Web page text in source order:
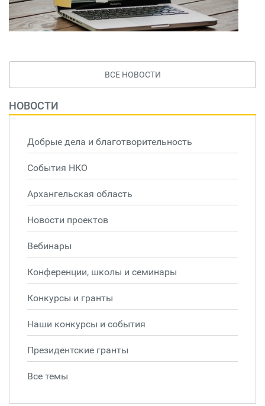
ВСЕ НОВОСТИ
НОВОСТИ
Добрые дела и благотворительность
События НКО
Архангельская область
Новости проектов
Вебинары
Конференции, школы и семинары
Конкурсы и гранты
Наши конкурсы и события
Президентские гранты
Все темы